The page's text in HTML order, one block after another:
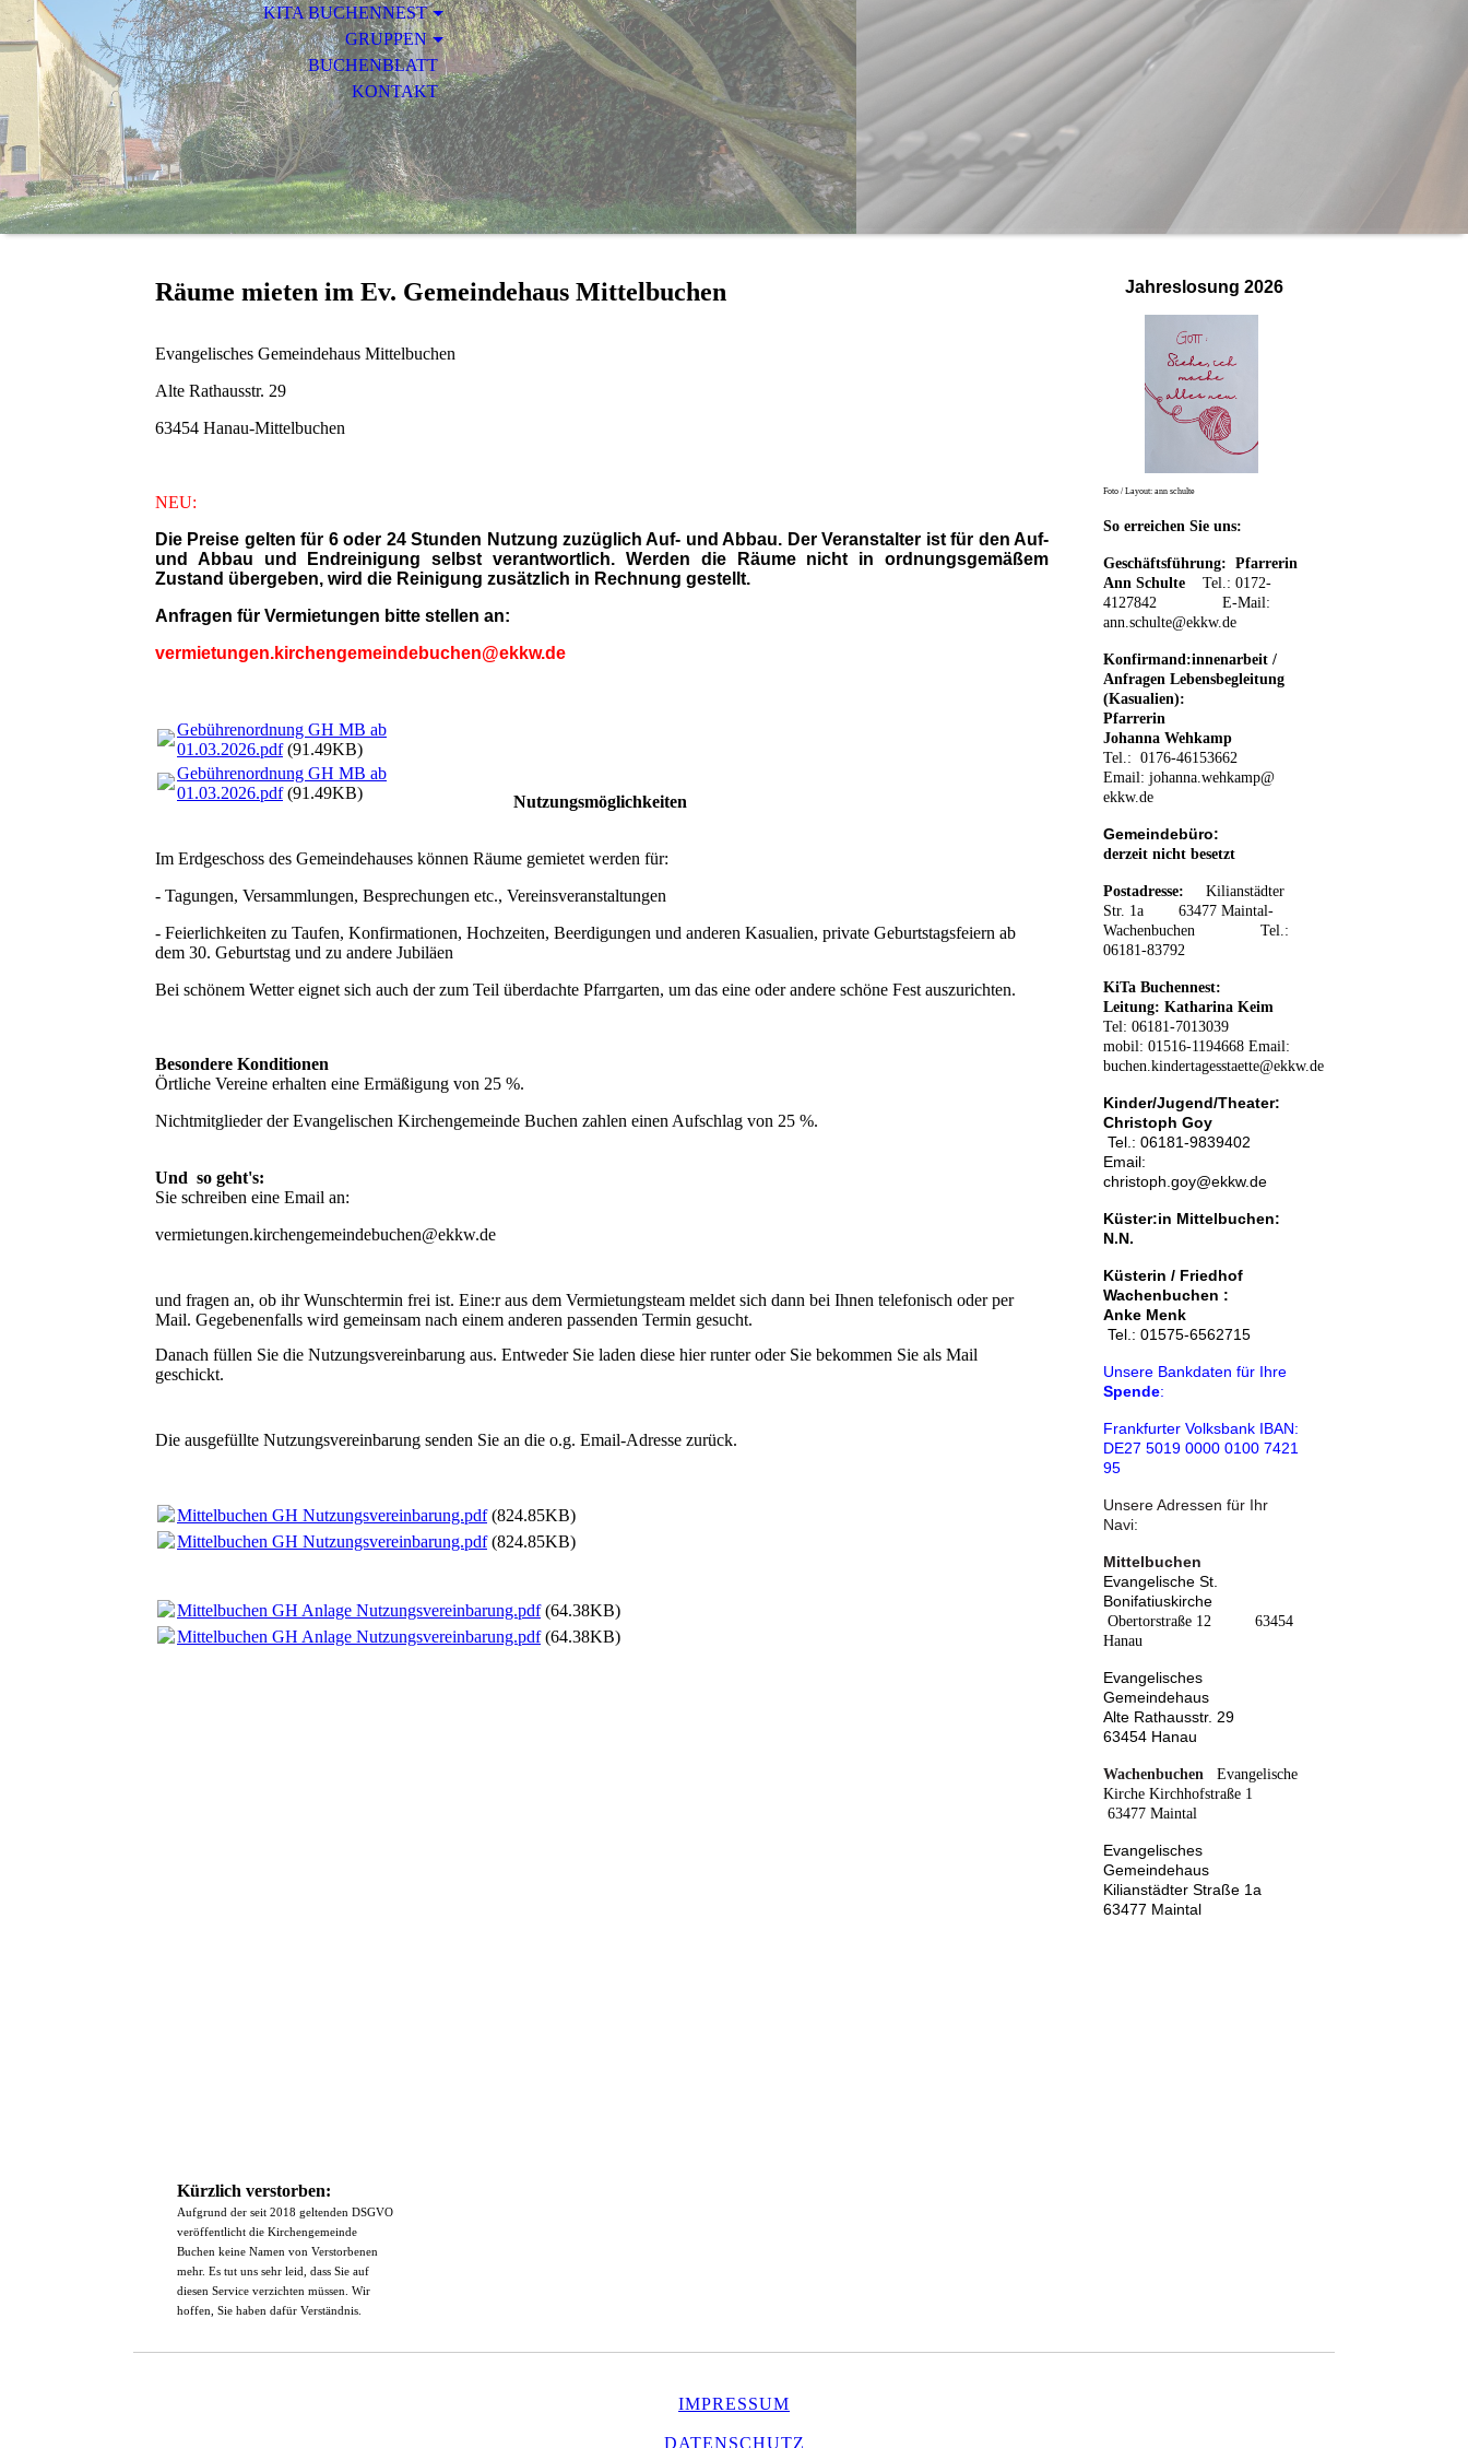
KITA BUCHENNEST
GRUPPEN
BUCHENBLATT
KONTAKT
Räume mieten im Ev. Gemeindehaus Mittelbuchen
Evangelisches Gemeindehaus Mittelbuchen
Alte Rathausstr. 29
63454 Hanau-Mittelbuchen
NEU:
Die Preise gelten für 6 oder 24 Stunden Nutzung zuzüglich Auf- und Abbau. Der Veranstalter ist für den Auf-
und Abbau und Endreinigung selbst verantwortlich. Werden die Räume nicht in ordnungsgemäßem
Zustand übergeben, wird die Reinigung zusätzlich in Rechnung gestellt.
Anfragen für Vermietungen bitte stellen an:
vermietungen.kirchengemeindebuchen@ekkw.de
Gebührenordnung GH MB ab
01.03.2026.pdf(91.49KB)
Gebührenordnung GH MB ab
01.03.2026.pdf(91.49KB) Nutzungsmöglichkeiten
Im Erdgeschoss des Gemeindehauses können Räume gemietet werden für:
- Tagungen, Versammlungen, Besprechungen etc., Vereinsveranstaltungen
- Feierlichkeiten zu Taufen, Konfirmationen, Hochzeiten, Beerdigungen und anderen Kasualien, private Geburtstagsfeiern ab
dem 30. Geburtstag und zu andere Jubiläen
Bei schönem Wetter eignet sich auch der zum Teil überdachte Pfarrgarten, um das eine oder andere schöne Fest auszurichten.
Besondere Konditionen
Örtliche Vereine erhalten eine Ermäßigung von 25 %.
Nichtmitglieder der Evangelischen Kirchengemeinde Buchen zahlen einen Aufschlag von 25 %.
Und so geht's:
Sie schreiben eine Email an:
vermietungen.kirchengemeindebuchen@ekkw.de
und fragen an, ob ihr Wunschtermin frei ist. Eine:r aus dem Vermietungsteam meldet sich dann bei Ihnen telefonisch oder per
Mail. Gegebenenfalls wird gemeinsam nach einem anderen passenden Termin gesucht.
Danach füllen Sie die Nutzungsvereinbarung aus. Entweder Sie laden diese hier runter oder Sie bekommen Sie als Mail
geschickt.
Die ausgefüllte Nutzungsvereinbarung senden Sie an die o.g. Email-Adresse zurück.
Mittelbuchen GH Nutzungsvereinbarung.pdf(824.85KB)
Mittelbuchen GH Nutzungsvereinbarung.pdf(824.85KB)
Mittelbuchen GH Anlage Nutzungsvereinbarung.pdf(64.38KB)
Mittelbuchen GH Anlage Nutzungsvereinbarung.pdf(64.38KB)
Jahreslosung 2026
Foto / Layout: ann schulte
So erreichen Sie uns:
Geschäftsführung: Pfarrerin
Ann Schulte Tel.: 0172-
4127842 E-Mail:
ann.schulte@ekkw.de
Konfirmand:innenarbeit /
Anfragen Lebensbegleitung
(Kasualien):
Pfarrerin
Johanna Wehkamp
Tel.: 0176-46153662
Email: johanna.wehkamp@
ekkw.de
Gemeindebüro:
derzeit nicht besetzt
Postadresse: Kilianstädter
Str. 1a 63477 Maintal-
Wachenbuchen Tel.:
06181-83792
KiTa Buchennest:
Leitung: Katharina Keim
Tel: 06181-7013039
mobil: 01516-1194668 Email:
buchen.kindertagesstaette@ekkw.de
Kinder/Jugend/Theater:
Christoph Goy
Tel.: 06181-9839402
Email:
christoph.goy@ekkw.de
Küster:in Mittelbuchen:
N.N.
Küsterin / Friedhof
Wachenbuchen :
Anke Menk
Tel.: 01575-6562715
Unsere Bankdaten für Ihre
Spende:
Frankfurter Volksbank IBAN:
DE27 5019 0000 0100 7421
95
Unsere Adressen für Ihr
Navi:
Mittelbuchen
Evangelische St.
Bonifatiuskirche
Obertorstraße 12 63454
Hanau
Evangelisches
Gemeindehaus
Alte Rathausstr. 29
63454 Hanau
Wachenbuchen Evangelische
Kirche Kirchhofstraße 1
63477 Maintal
Evangelisches
Gemeindehaus
Kilianstädter Straße 1a
63477 Maintal
Kürzlich verstorben:
Aufgrund der seit 2018 geltenden DSGVO
veröffentlicht die Kirchengemeinde
Buchen keine Namen von Verstorbenen
mehr. Es tut uns sehr leid, dass Sie auf
diesen Service verzichten müssen. Wir
hoffen, Sie haben dafür Verständnis.
IMPRESSUM
DATENSCHUTZ